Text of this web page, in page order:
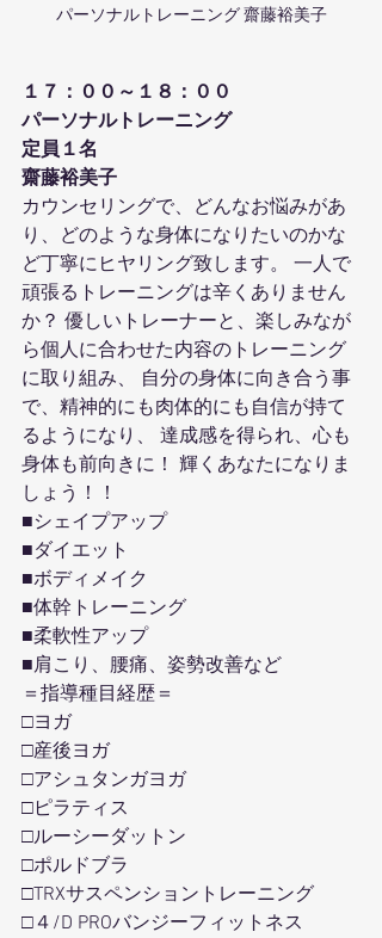
パーソナルトレーニング 齋藤裕美子
１７：００～１８：００
パーソナルトレーニング
定員１名
齋藤裕美子
カウンセリングで、どんなお悩みがあ
り、どのような身体になりたいのかな
ど丁寧にヒヤリング致します。 一人で
頑張るトレーニングは辛くありません
か？ 優しいトレーナーと、楽しみなが
ら個人に合わせた内容のトレーニング
に取り組み、 自分の身体に向き合う事
で、精神的にも肉体的にも自信が持て
るようになり、 達成感を得られ、心も
身体も前向きに！ 輝くあなたになりま
しょう！！
■シェイプアップ
■ダイエット
■ボディメイク
■体幹トレーニング
■柔軟性アップ
■肩こり、腰痛、姿勢改善など
＝指導種目経歴＝
□ヨガ
□産後ヨガ
□アシュタンガヨガ
□ピラティス
□ルーシーダットン
□ポルドブラ
□TRXサスペンショントレーニング
□４/D PROバンジーフィットネス